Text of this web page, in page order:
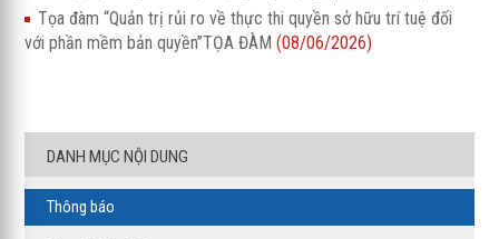
Tọa đàm “Quản trị rủi ro về thực thi quyền sở hữu trí tuệ đối
với phần mềm bản quyền”TỌA ĐÀM(08/06/2026)
DANH MỤC NỘI DUNG
Thông báo